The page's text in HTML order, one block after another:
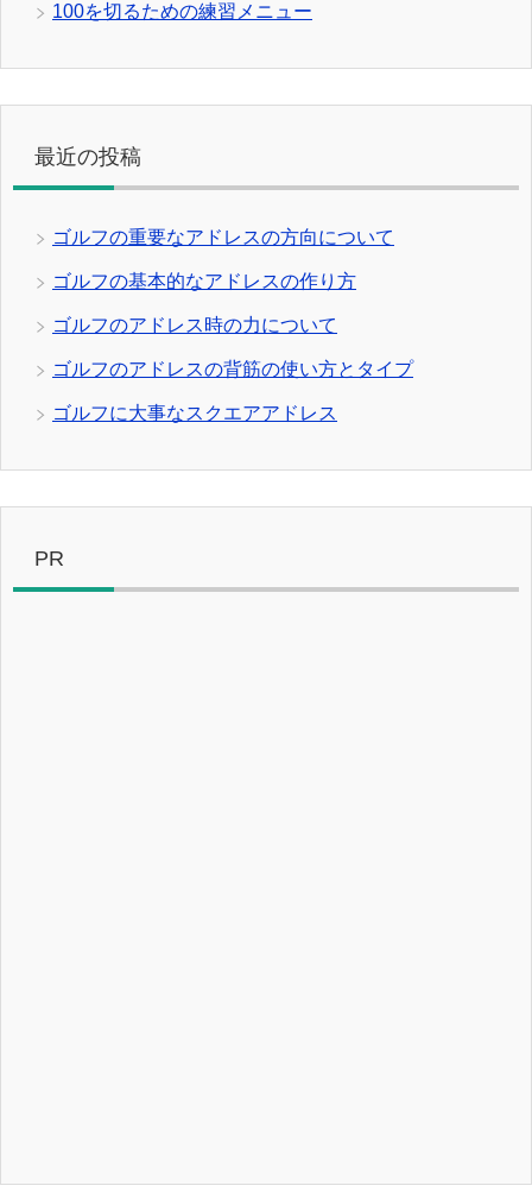
100を切るための練習メニュー
最近の投稿
ゴルフの重要なアドレスの方向について
ゴルフの基本的なアドレスの作り方
ゴルフのアドレス時の力について
ゴルフのアドレスの背筋の使い方とタイプ
ゴルフに大事なスクエアアドレス
PR